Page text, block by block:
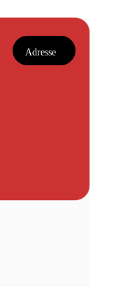
Adresse